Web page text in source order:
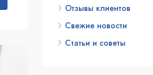
Отзывы клиентов
Свежие новости
Статьи и советы